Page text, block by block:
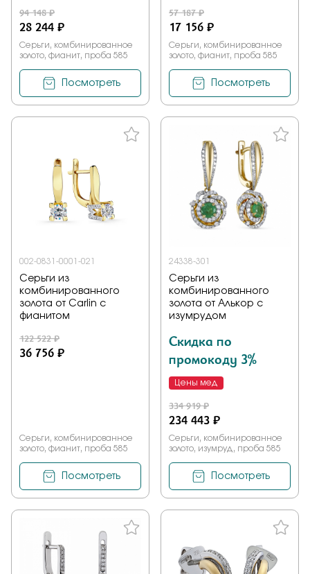
94 148 ₽
28 244 ₽
Серьги, комбинированное
золото, фианит, проба 585
Посмотреть
57 187 ₽
17 156 ₽
Серьги, комбинированное
золото, фианит, проба 585
Посмотреть
002-0831-0001-021
Серьги из
комбинированного
золота от Carlin с
фианитом
122 522 ₽
36 756 ₽
Серьги, комбинированное
золото, фианит, проба 585
Посмотреть
24338-301
Серьги из
комбинированного
золота от Алькор с
изумрудом
Скидка по
промокоду 3%
Цены мед
334 919 ₽
234 443 ₽
Серьги, комбинированное
золото, изумруд, проба 585
Посмотреть